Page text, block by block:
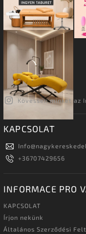
Kövessen minket az
KAPCSOLAT
Info@
+36707429656
INFORMACE PRO
KAPCSOLAT
Írjon nekünk
Általános Szerződési